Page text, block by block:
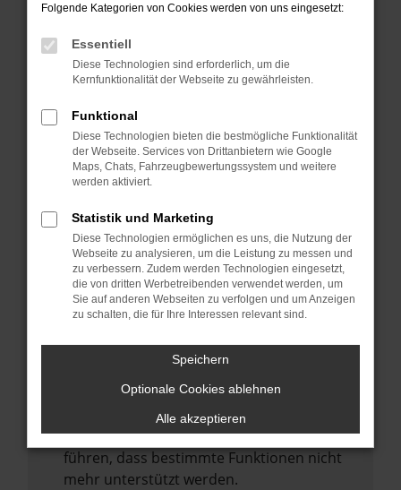
Hier sind ein paar Tipps, die dir helfen können:
Überprüfe deine Firewall und deine
Internetverbindung.
deine Suchmaschine?
Prüfe deine Browsererweiterungen.
Manche Erweiterungen, wie Werbeblocker,
können das Laden bestimmter Seiten
anderen Browser oder in einem privaten
Fenster?
Starte dein Gerät neu.
Das kann manchmal helfen,
vorübergehende Probleme zu beheben.
Stelle sicher, dass dein Browser und dein
Betriebssystem auf dem neuesten Stand
Veraltete Software birgt nicht nur ein
Sicherheitsrisiko, sondern kann auch dazu
führen, dass bestimmte Funktionen nicht
mehr unterstützt werden.
Folgende Kategorien von Cookies werden von uns eingesetzt:
Essentiell
Diese Technologien sind erforderlich, um die
Kernfunktionalität der Webseite zu gewährleisten.
Funktional
Diese Technologien bieten die bestmögliche Funktionalität
der Webseite. Services von Drittanbietern wie Google
Maps, Chats, Fahrzeugbewertungssystem und weitere
werden aktiviert.
Statistik und Marketing
Diese Technologien ermöglichen es uns, die Nutzung der
Webseite zu analysieren, um die Leistung zu messen und
zu verbessern. Zudem werden Technologien eingesetzt,
die von dritten Werbetreibenden verwendet werden, um
Sie auf anderen Webseiten zu verfolgen und um Anzeigen
zu schalten, die für Ihre Interessen relevant sind.
Speichern
Optionale Cookies ablehnen
Alle akzeptieren